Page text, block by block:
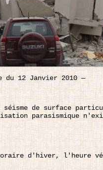
du 12 Janvier 2010 —
de surface
parasismique
d'hiver, l'heure